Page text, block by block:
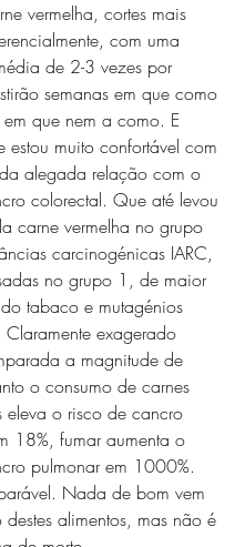
vermelha, cortes mais
com uma
de 2-3 vezes por
semanas em que como
em que nem a como. E
estou muito confortável com
alegada relação com o
colorectal. Que até levou
carne vermelha no grupo
carcinogénicas IARC,
no grupo 1, de maior
tabaco e mutagénios
exagerado
a magnitude de
o consumo de carnes
eleva o risco de cancro
18%, fumar aumenta o
pulmonar em 1000%.
Nada de bom vem
alimentos, mas não é